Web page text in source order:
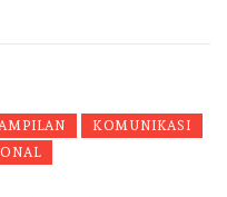
KOMUNIKASI